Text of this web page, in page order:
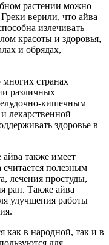
растении можно
верили, что айва
излечивать
красоты и здоровья,
и обрядах,
многих странах
различных
кишечным
лекарственной
здоровье в
также имеет
полезным
лечения простуды,
ран. Также айва
улучшения работы
как в народной, так и в